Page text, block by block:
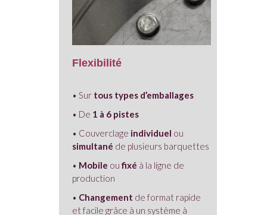
Flexibilité
• Sur tous types d’emballages
• De 1 à 6 pistes
• Couverclage individuel ou
simultané de plusieurs barquettes
• Mobile oufixé à la ligne de
production
• Changement de format rapide
et facile grâce à un système à